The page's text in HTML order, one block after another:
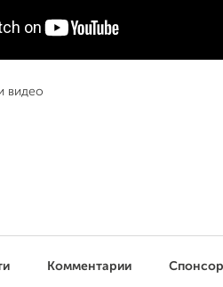
видео
Комментарии